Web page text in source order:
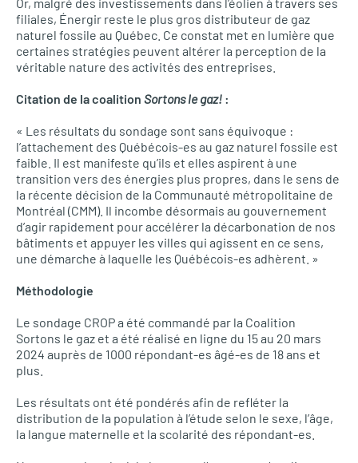
filiales, Énergir reste le plus gros distributeur de gaz
naturel fossile au Québec. Ce constat met en lumière que
certaines stratégies peuvent altérer la perception de la
véritable nature des activités des entreprises.
Citation de la coalition Sortons le gaz! :
« Les résultats du sondage sont sans équivoque :
l’attachement des Québécois-es au gaz naturel fossile est
faible. Il est manifeste qu’ils et elles aspirent à une
transition vers des énergies plus propres, dans le sens de
la récente décision de la Communauté métropolitaine de
Montréal (CMM). Il incombe désormais au gouvernement
d’agir rapidement pour accélérer la décarbonation de nos
bâtiments et appuyer les villes qui agissent en ce sens,
une démarche à laquelle les Québécois-es adhèrent. »
Méthodologie
Le sondage CROP a été commandé par la Coalition
Sortons le gaz et a été réalisé en ligne du 15 au 20 mars
2024 auprès de 1000 répondant-es âgé-es de 18 ans et
plus.
Les résultats ont été pondérés afin de refléter la
distribution de la population à l’étude selon le sexe, l’âge,
la langue maternelle et la scolarité des répondant-es.